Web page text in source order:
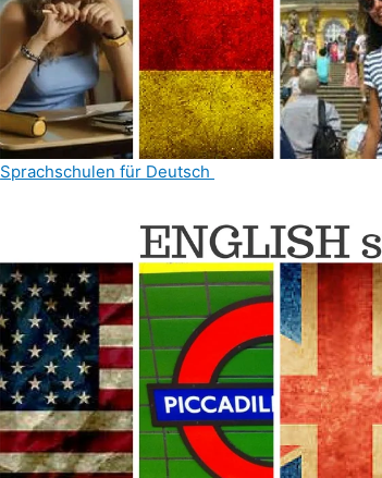
Sprachschulen für Deutsch